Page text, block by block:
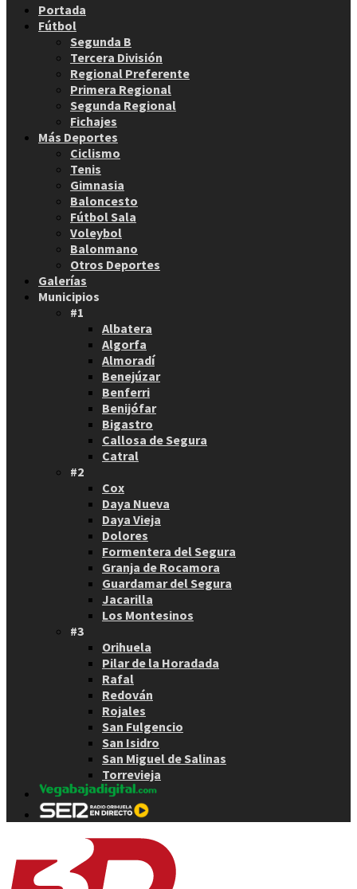
Portada
Fútbol
Segunda B
Tercera División
Regional Preferente
Primera Regional
Segunda Regional
Fichajes
Más Deportes
Ciclismo
Tenis
Gimnasia
Baloncesto
Fútbol Sala
Voleybol
Balonmano
Otros Deportes
Galerías
Municipios
#1
Albatera
Algorfa
Almoradí
Benejúzar
Benferri
Benijófar
Bigastro
Callosa de Segura
Catral
#2
Cox
Daya Nueva
Daya Vieja
Dolores
Formentera del Segura
Granja de Rocamora
Guardamar del Segura
Jacarilla
Los Montesinos
#3
Orihuela
Pilar de la Horadada
Rafal
Redován
Rojales
San Fulgencio
San Isidro
San Miguel de Salinas
Torrevieja